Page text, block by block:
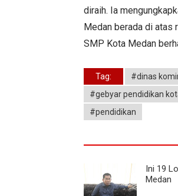
diraih. Ia
Medan berada di atas
SMP Kota Medan
Tag: #dinas
#gebyar pendidikan
#pendidikan
Ini 19
Medan